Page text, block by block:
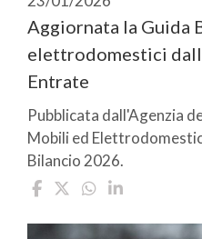
Aggiornata la Guida
elettrodomestici
Entrate
Pubblicata dall'Agenzia
Mobili ed
Bilancio 2026.